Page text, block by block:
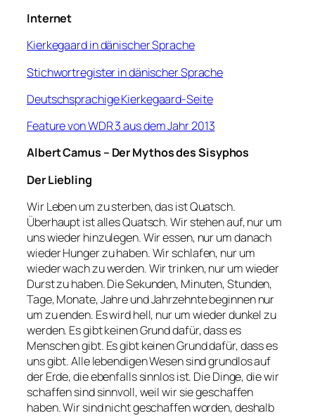
Internet
Kierkegaard in dänischer Sprache
Stichwortregister in dänischer Sprache
Deutschsprachige Kierkegaard-Seite
Feature von WDR 3 aus dem Jahr 2013
Albert Camus – Der Mythos des Sisyphos
Der Liebling
Wir Leben um zu sterben, das ist Quatsch.
Überhaupt ist alles Quatsch. Wir stehen auf, nur um
uns wieder hinzulegen. Wir essen, nur um danach
wieder Hunger zu haben. Wir schlafen, nur um
wieder wach zu werden. Wir trinken, nur um wieder
Durst zu haben. Die Sekunden, Minuten, Stunden,
Tage, Monate, Jahre und Jahrzehnte beginnen nur
um zu enden. Es wird hell, nur um wieder dunkel zu
werden. Es gibt keinen Grund dafür, dass es
Menschen gibt. Es gibt keinen Grund dafür, dass es
uns gibt. Alle lebendigen Wesen sind grundlos auf
der Erde, die ebenfalls sinnlos ist. Die Dinge, die wir
schaffen sind sinnvoll, weil wir sie geschaffen
haben. Wir sind nicht geschaffen worden, deshalb